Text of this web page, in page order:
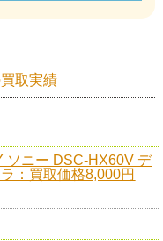
取実績
ソニー DSC-HX60V デ
：買取価格8,000円